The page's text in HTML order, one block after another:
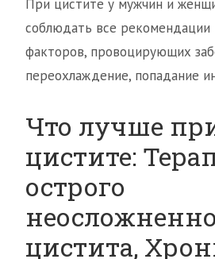
При цистите у мужчин и
соблюдать все рекомендации
факторов, провоцирующих
переохлаждение, попадание
Что лучше
цистите:
острого
цистита,